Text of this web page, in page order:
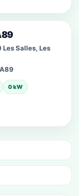
Salles, Les
0 kW